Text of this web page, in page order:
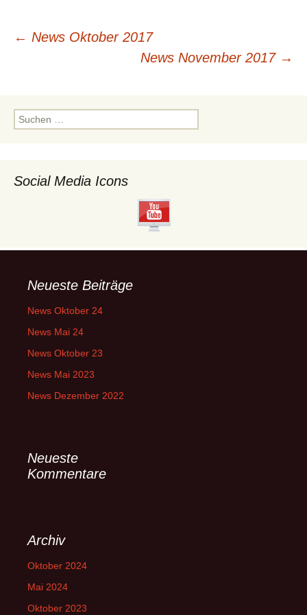
Beitragsnavigation
← News Oktober 2017
News November 2017 →
Suchen
nach:
Social Media Icons
Neueste Beiträge
News Oktober 24
News Mai 24
News Oktober 23
News Mai 2023
News Dezember 2022
Neueste
Kommentare
Archiv
Oktober 2024
Mai 2024
Oktober 2023